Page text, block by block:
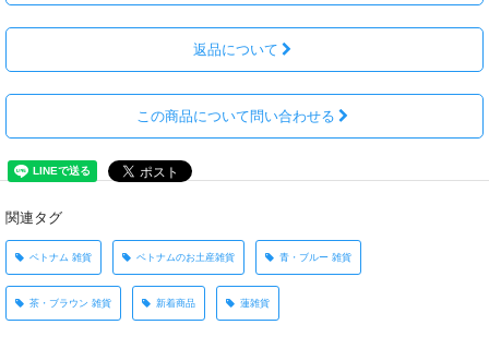
返品について
この商品について問い合わせる
関連タグ
ベトナム 雑貨 ベトナムのお土産雑貨 青・ブルー 雑貨
茶・ブラウン 雑貨 新着商品 蓮雑貨